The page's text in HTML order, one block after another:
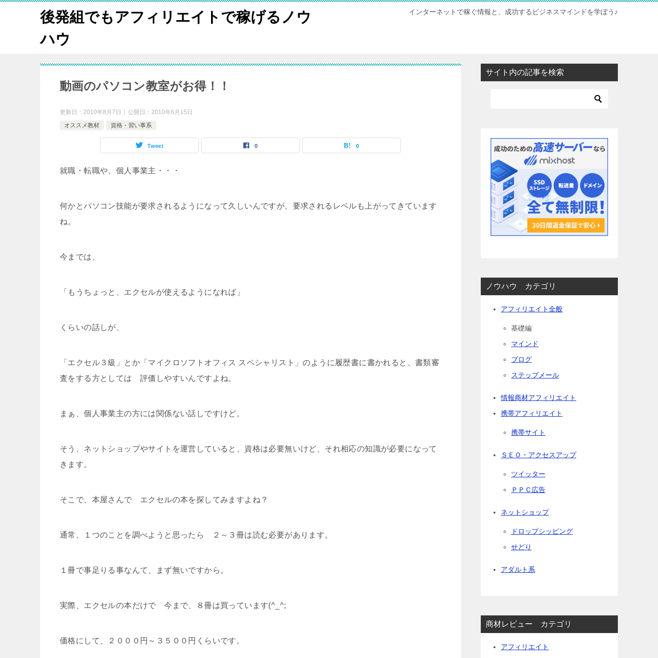
後発組でもアフィリエイトで稼げるノウ
ハウ
インターネットで稼ぐ情報と、成功するビジネスマインドを学ぼう♪
動画のパソコン教室がお得！！
更新日： 2010年8月7日 公開日： 2010年6月15日
オススメ教材
資格・習い事系
Tweet 0 0
就職・転職や、個人事業主・・・
何かとパソコン技能が要求されるようになって久しいんですが、要求されるレベルも上がってきています
ね。
今までは、
「もうちょっと、エクセルが使えるようになれば」
くらいの話しが、
「エクセル３級」とか「マイクロソフトオフィス スペシャリスト」のように履歴書に書かれると、書類審
査をする方としては 評価しやすいんですよね。
まぁ、個人事業主の方には関係ない話しですけど。
そう、ネットショップやサイトを運営していると、資格は必要無いけど、それ相応の知識が必要になって
きます。
そこで、本屋さんで エクセルの本を探してみますよね？
通常、１つのことを調べようと思ったら ２～３冊は読む必要があります。
１冊で事足りる事なんて、まず無いですから。
実際、エクセルの本だけで 今まで、８冊は買っています(^_^;
価格にして、２０００円～３５００円くらいです。
サイト内の記事を検索
ノウハウ カテゴリ
アフィリエイト全般
基礎編
マインド
ブログ
ステップメール
情報商材アフィリエイト
携帯アフィリエイト
携帯サイト
ＳＥＯ・アクセスアップ
ツイッター
ＰＰＣ広告
ネットショップ
ドロップシッピング
せどり
アダルト系
商材レビュー カテゴリ
アフィリエイト